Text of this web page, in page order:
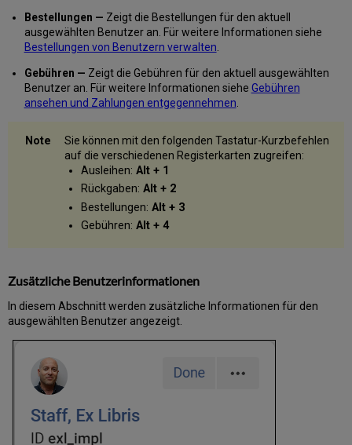
verwalten
Löschen
von
Ausleihen
Gesammelte
Aktionen
Ausleihen
Rückgabe
von
Ausleihen
verwalten
Seite
für
einen
spezifischen
Exemplare
zurückgeben
Rückgabe
eines
Exemplars
Bestellungen — Zeigt die Bestellungen für den aktuell
ausgewählten Benutzer an. Für weitere Informationen siehe
Bestellungen von Benutzern verwalten
Gebühren — Zeigt die Gebühren für den aktuell ausgewählten
Benutzer an. Für weitere Informationen siehe Gebühren
ansehen und Zahlungen entgegennehmen
Sie können mit den folgenden Tastatur-Kurzbefehlen
auf die verschiedenen Registerkarten zugreifen:
Ausleihen: Alt + 1
Rückgaben: Alt + 2
Bestellungen: Alt + 3
Gebühren: Alt + 4
Zusätzliche Benutzerinformationen
In diesem Abschnitt werden zusätzliche Informationen für den
ausgewählten Benutzer angezeigt.